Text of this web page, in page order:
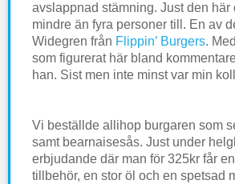
avslappnad stämning. Just den
mindre än fyra personer till. En av
Widegren från Flippin’ Burgers.
som figurerat här bland
han. Sist men inte minst var min
Vi beställde allihop burgaren som
samt bearnaisesås. Just under
erbjudande där man för 325kr får
tillbehör, en stor öl och en spetsad